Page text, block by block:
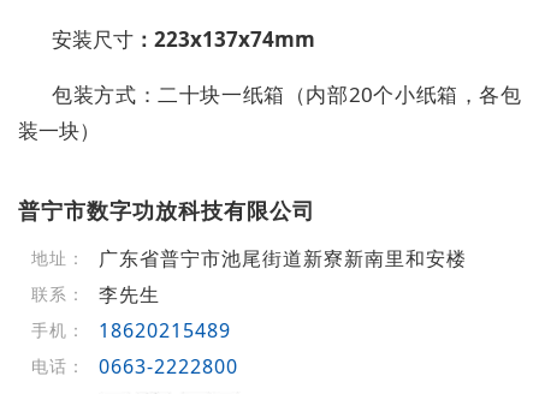
安装尺寸 ： 223x137x74mm
包装方式 ：二十块一纸箱（内部20个小纸箱，各包
装一块）
普宁市数字功放科技有限公司
地址： 广东省普宁市池尾街道新寮新南里和安楼
联系： 李先生
手机： 18620215489
电话： 0663-2222800